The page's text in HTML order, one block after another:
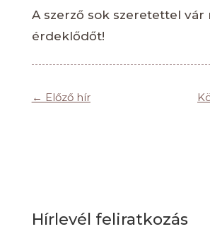
A szerző sok szeretettel vár
érdeklődőt!
← Előző hír
Hírlevél feliratkozás